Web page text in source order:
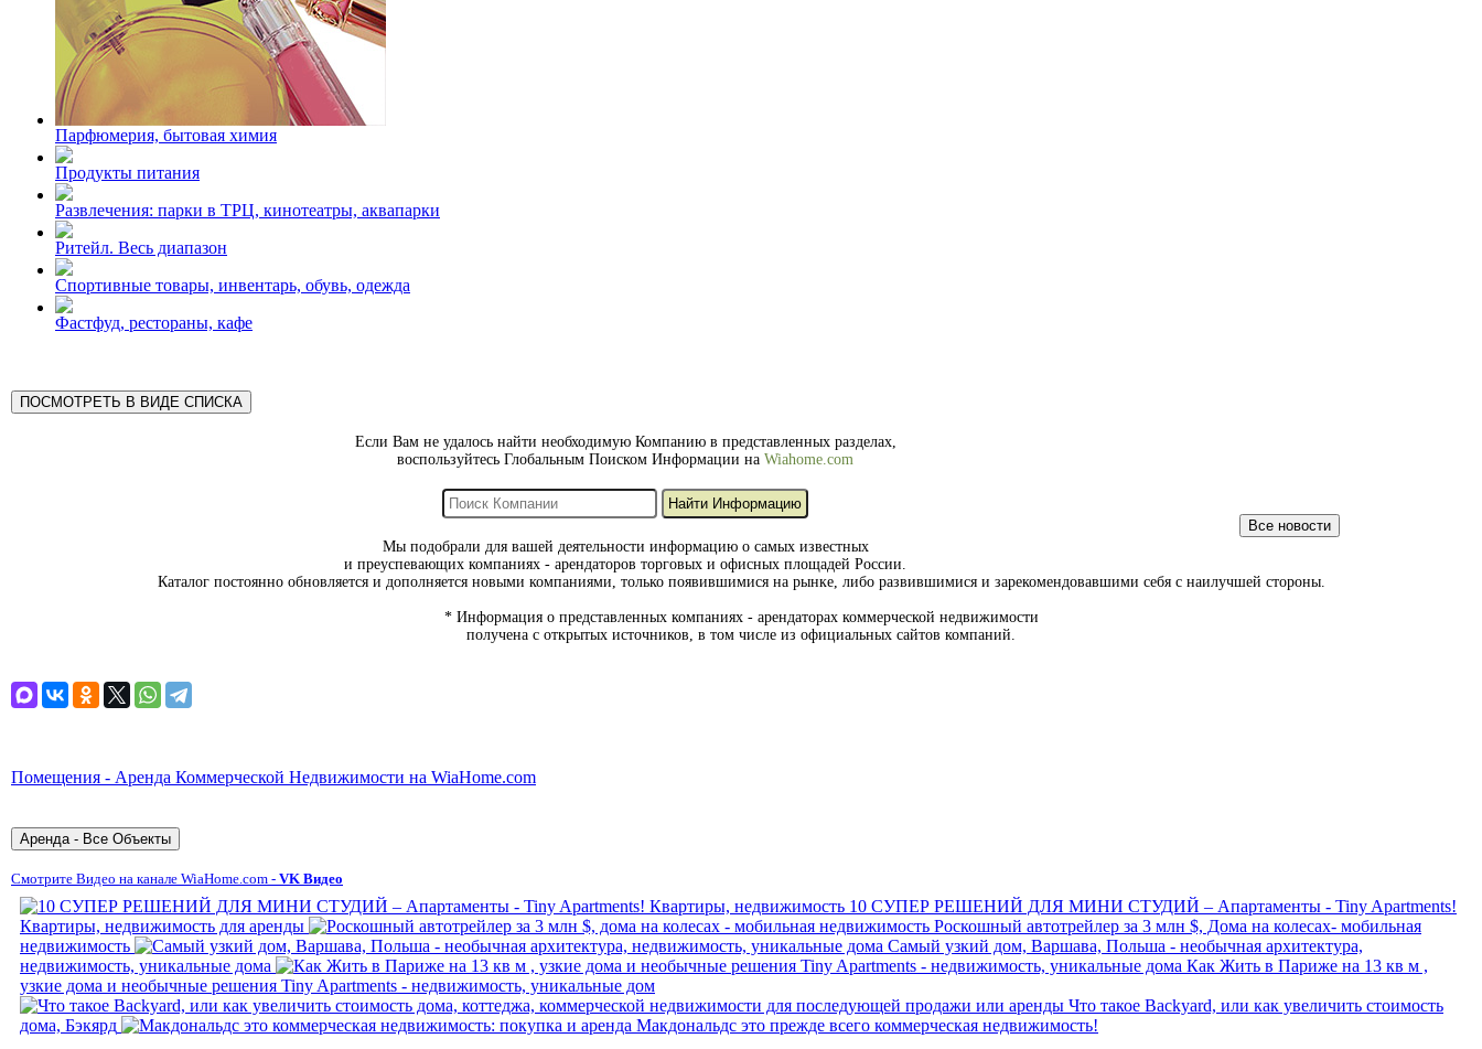
Парфюмерия, бытовая химия
Продукты питания
Развлечения: парки в ТРЦ, кинотеатры, аквапарки
Ритейл. Весь диапазон
Спортивные товары, инвентарь, обувь, одежда
Фастфуд, рестораны, кафе
Если Вам не удалось найти необходимую Компанию в представленных разделах,
воспользуйтесь Глобальным Поиском Информации на Wiahome.com
Мы подобрали для вашей деятельности информацию о самых известных
и преуспевающих компаниях - арендаторов торговых и офисных площадей России.
Каталог постоянно обновляется и дополняется новыми компаниями, только появившимися на рынке, либо развившимися и зарекомендовавшими себя с наилучшей стороны.
* Информация о представленных компаниях - арендаторах коммерческой недвижимости
получена с открытых источников, в том числе из официальных сайтов компаний.
Помещения - Аренда Коммерческой Недвижимости на WiaHome.com
Смотрите Видео на канале WiaHome.com - VK Видео
10 СУПЕР РЕШЕНИЙ ДЛЯ МИНИ СТУДИЙ – Апартаменты - Tiny Apartments!
Квартиры, недвижимость для аренды
Роскошный автотрейлер за 3 млн $, Дома на колесах- мобильная
недвижимость
Самый узкий дом, Варшава, Польша - необычная архитектура,
недвижимость, уникальные дома
Как Жить в Париже на 13 кв м ,
узкие дома и необычные решения Tiny Apartments - недвижимость, уникальные дом
Что такое Backyard, или как увеличить стоимость
дома, Бэкярд
Макдональдс это прежде всего коммерческая недвижимость!